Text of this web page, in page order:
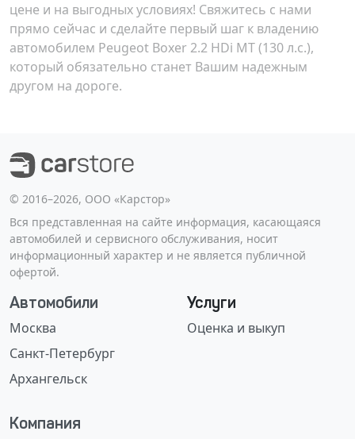
цене и на выгодных условиях! Свяжитесь с нами
прямо сейчас и сделайте первый шаг к владению
автомобилем Peugeot Boxer 2.2 HDi MT (130 л.с.),
который обязательно станет Вашим надежным
другом на дороге.
©️ 2016–2026, ООО «Карстор»
Вся представленная на сайте информация, касающаяся
автомобилей и сервисного обслуживания, носит
информационный характер и не является публичной
офертой.
Автомобили
Москва
Санкт-Петербург
Архангельск
Услуги
Оценка и выкуп
Компания